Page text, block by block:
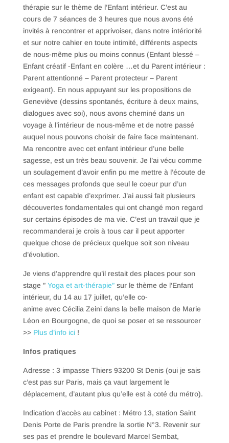
thérapie sur le thème de l’Enfant intérieur. C’est au
cours de 7 séances de 3 heures que nous avons été
invités à rencontrer et apprivoiser, dans notre intériorité
et sur notre cahier en toute intimité, différents aspects
de nous-même plus ou moins connus (Enfant blessé –
Enfant créatif -Enfant en colère …et du Parent intérieur :
Parent attentionné – Parent protecteur – Parent
exigeant). En nous appuyant sur les propositions de
Geneviève (dessins spontanés, écriture à deux mains,
dialogues avec soi), nous avons cheminé dans un
voyage à l’intérieur de nous-même et de notre passé
auquel nous pouvons choisir de faire face maintenant.
Ma rencontre avec cet enfant intérieur d’une belle
sagesse, est un très beau souvenir. Je l’ai vécu comme
un soulagement d’avoir enfin pu me mettre à l’écoute de
ces messages profonds que seul le coeur pur d’un
enfant est capable d’exprimer. J’ai aussi fait plusieurs
découvertes fondamentales qui ont changé mon regard
sur certains épisodes de ma vie. C’est un travail que je
recommanderai je crois à tous car il peut apporter
quelque chose de précieux quelque soit son niveau
d’évolution.
Je viens d’apprendre qu’il restait des places pour son
stage ” Yoga et art-thérapie”sur le thème de l’Enfant
intérieur, du 14 au 17 juillet, qu’elle co-
anime avec Cécilia Zeini dans la belle maison de Marie
Léon en Bourgogne, de quoi se poser et se ressourcer
>> Plus d’info ici!
Infos pratiques
Adresse : 3 impasse Thiers 93200 St Denis (oui je sais
c’est pas sur Paris, mais ça vaut largement le
déplacement, d’autant plus qu’elle est à coté du métro).
Indication d’accès au cabinet : Métro 13, station Saint
Denis Porte de Paris prendre la sortie N°3. Revenir sur
ses pas et prendre le boulevard Marcel Sembat,